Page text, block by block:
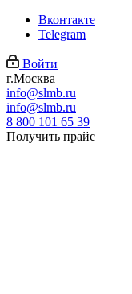
Вконтакте
Telegram
Войти
г.Москва
info@slmb.ru
info@slmb.ru
8 800 101 65 39
Получить прайс